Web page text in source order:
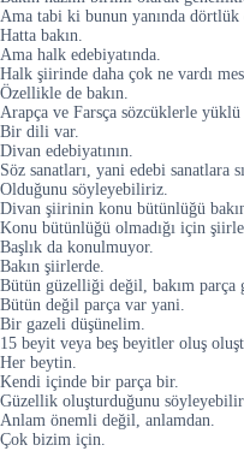
Ama tabi ki bunun yanında dörtlük
Hatta bakın.
Ama halk edebiyatında.
Halk şiirinde daha çok ne vardı
Özellikle de bakın.
Arapça ve Farsça sözcüklerle yüklü
Bir dili var.
Divan edebiyatının.
Söz sanatları, yani edebi sanatlara
Olduğunu söyleyebiliriz.
Divan şiirinin konu bütünlüğü
Konu bütünlüğü olmadığı için
Başlık da konulmuyor.
Bakın şiirlerde.
Bütün güzelliği değil, bakım
Bütün değil parça var yani.
Bir gazeli düşünelim.
15 beyit veya beş beyitler oluş
Her beytin.
Kendi içinde bir parça bir.
Güzellik oluşturduğunu
Anlam önemli değil, anlamdan.
Çok bizim için.